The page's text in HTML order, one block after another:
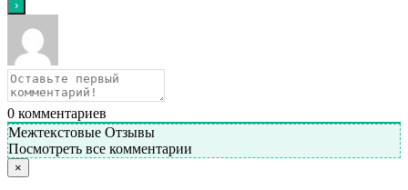
0 комментариев
Межтекстовые Отзывы
Посмотреть все комментарии
×